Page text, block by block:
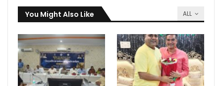
ALL
You Might Also Like